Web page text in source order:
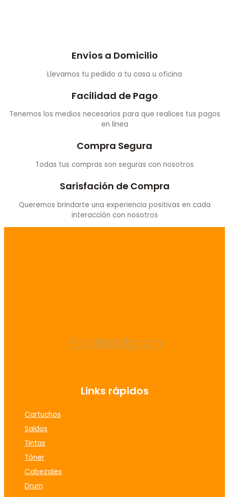
Envíos a Domicilio
Llevamos tu pedido a tu casa u oficina
Facilidad de Pago
Tenemos los medios necesarios para que realices tus pagos
en linea
Compra Segura
Todas tus compras son seguras con nosotros
Sarisfación de Compra
Queremos brindarte una experiencia positivas en cada
interacción con nosotros
Facebook
Instagram
Links rápidos
Cartuchos
Saldos
Tintas
Tóner
Cabezales
Drum